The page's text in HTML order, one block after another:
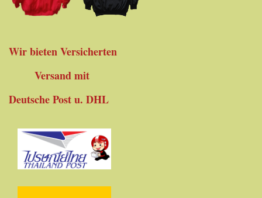
Wir bieten Versicherten
Versand mit
Deutsche Post u. DHL